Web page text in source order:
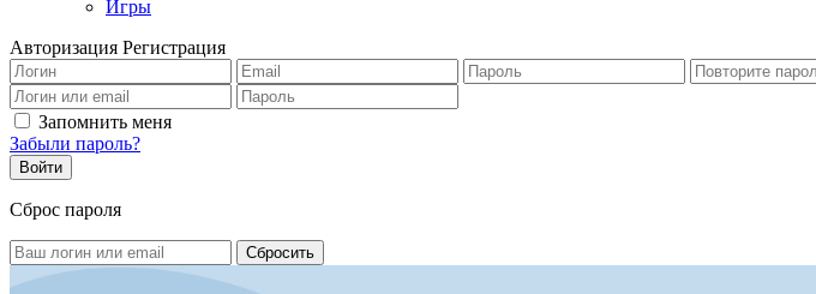
Игры
Авторизация Регистрация
Запомнить меня
Забыли пароль?
Сброс пароля